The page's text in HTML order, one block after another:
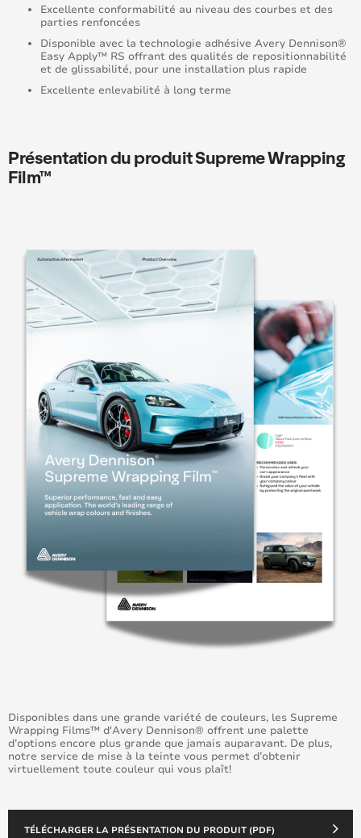
Excellente conformabilité au niveau des courbes et des
parties renfoncées
Disponible avec la technologie adhésive Avery Dennison®
Easy Apply™ RS offrant des qualités de repositionnabilité
et de glissabilité, pour une installation plus rapide
Excellente enlevabilité à long terme
Présentation du produit Supreme Wrapping
Film™
Disponibles dans une grande variété de couleurs, les Supreme
Wrapping Films™ d'Avery Dennison® offrent une palette
d’options encore plus grande que jamais auparavant. De plus,
notre service de mise à la teinte vous permet d’obtenir
virtuellement toute couleur qui vous plaît!
TÉLÉCHARGER LA PRÉSENTATION DU PRODUIT (PDF)